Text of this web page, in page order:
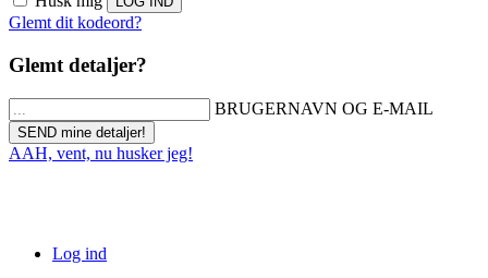
Glemt dit kodeord?
Glemt detaljer?
BRUGERNAVN OG E-MAIL
AAH, vent, nu husker jeg!
Log ind